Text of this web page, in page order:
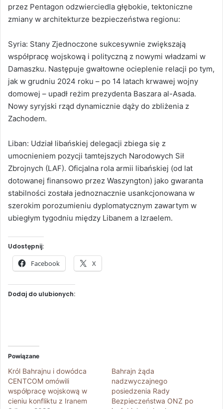
przez Pentagon odzwierciedla głębokie, tektoniczne
zmiany w architekturze bezpieczeństwa regionu:
Syria: Stany Zjednoczone sukcesywnie zwiększają
współpracę wojskową i polityczną z nowymi władzami w
Damaszku. Następuje gwałtowne ocieplenie relacji po tym,
jak w grudniu 2024 roku – po 14 latach krwawej wojny
domowej – upadł reżim prezydenta Baszara al-Asada.
Nowy syryjski rząd dynamicznie dąży do zbliżenia z
Zachodem.
Liban: Udział libańskiej delegacji zbiega się z
umocnieniem pozycji tamtejszych Narodowych Sił
Zbrojnych (LAF). Oficjalna rola armii libańskiej (od lat
dotowanej finansowo przez Waszyngton) jako gwaranta
stabilności została jednoznacznie usankcjonowana w
szerokim porozumieniu dyplomatycznym zawartym w
ubiegłym tygodniu między Libanem a Izraelem.
Udostępnij:
Facebook X
Dodaj do ulubionych:
Powiązane
Król Bahrajnu i dowódca
CENTCOM omówili
współpracę wojskową w
cieniu konfliktu z Iranem
Bahrajn żąda
nadzwyczajnego
posiedzenia Rady
Bezpieczeństwa ONZ po